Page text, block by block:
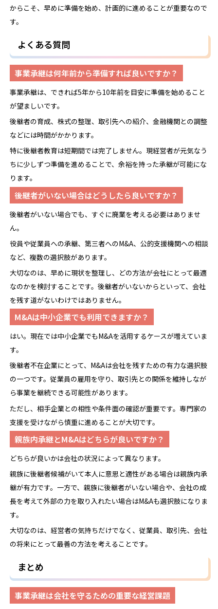
からこそ、早めに準備を始め、計画的に進めることが重要なので
す。
よくある質問
事業承継は何年前から準備すれば良いですか？
事業承継は、できれば5年から10年前を目安に準備を始めること
が望ましいです。
後継者の育成、株式の整理、取引先への紹介、金融機関との調整
などには時間がかかります。
特に後継者教育は短期間では完了しません。現経営者が元気なう
ちに少しずつ準備を進めることで、余裕を持った承継が可能にな
ります。
後継者がいない場合はどうしたら良いですか？
後継者がいない場合でも、すぐに廃業を考える必要はありませ
ん。
役員や従業員への承継、第三者へのM&A、公的支援機関への相談
など、複数の選択肢があります。
大切なのは、早めに現状を整理し、どの方法が会社にとって最適
なのかを検討することです。後継者がいないからといって、会社
を残す道がないわけではありません。
M&Aは中小企業でも利用できますか？
はい。現在では中小企業でもM&Aを活用するケースが増えていま
す。
後継者不在企業にとって、M&Aは会社を残すための有力な選択肢
の一つです。従業員の雇用を守り、取引先との関係を維持しなが
ら事業を継続できる可能性があります。
ただし、相手企業との相性や条件面の確認が重要です。専門家の
支援を受けながら慎重に進めることが大切です。
親族内承継とM&Aはどちらが良いですか？
どちらが良いかは会社の状況によって異なります。
親族に後継者候補がいて本人に意思と適性がある場合は親族内承
継が有力です。一方で、親族に後継者がいない場合や、会社の成
長を考えて外部の力を取り入れたい場合はM&Aも選択肢になりま
す。
大切なのは、経営者の気持ちだけでなく、従業員、取引先、会社
の将来にとって最善の方法を考えることです。
まとめ
事業承継は会社を守るための重要な経営課題